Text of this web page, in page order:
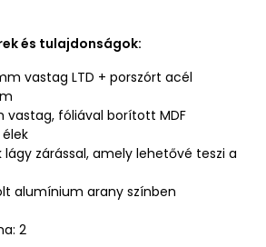
és tulajdonságok:
vastag LTD + porszórt acél
vastag, fóliával borított MDF
lágy zárással, amely lehetővé teszi a
alumínium arany színben
2